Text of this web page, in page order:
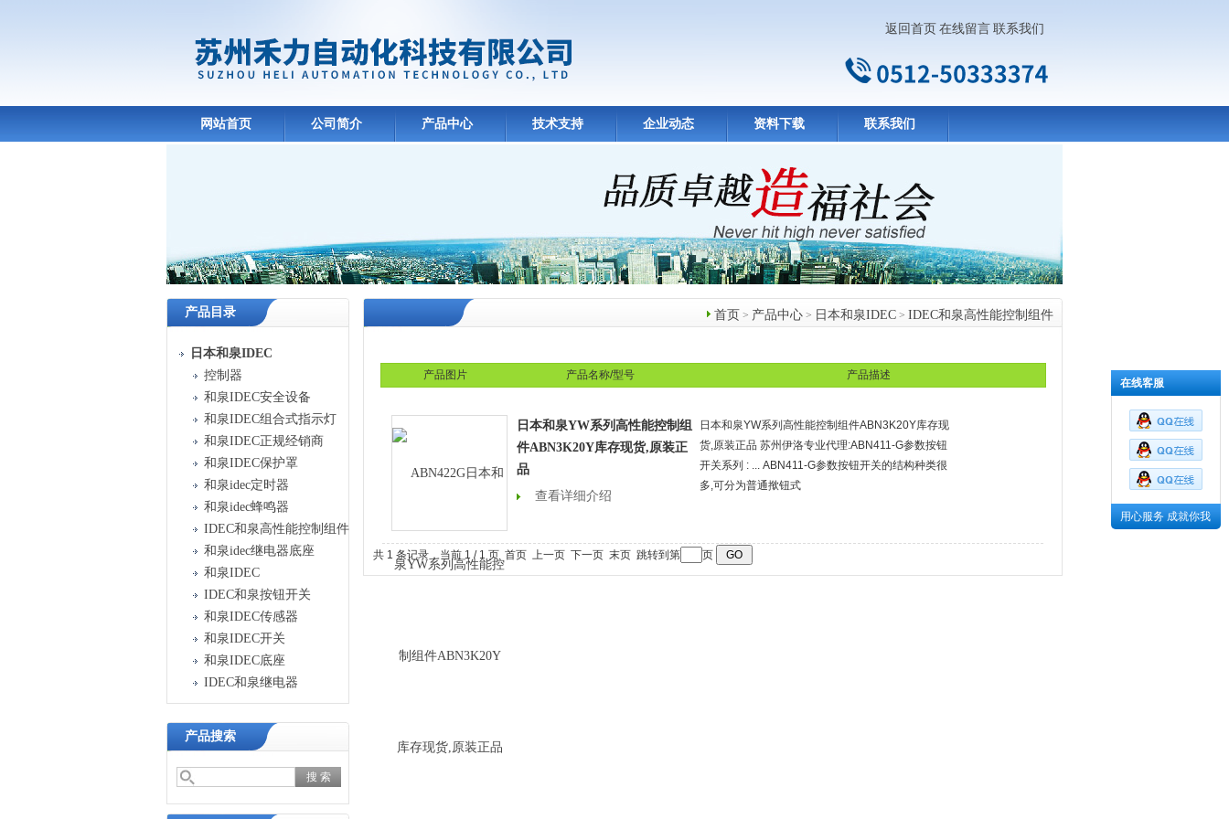
返回首页 在线留言 联系我们
网站首页 公司简介 产品中心 技术支持 企业动态 资料下载 联系我们
产品目录
日本和泉IDEC
控制器
和泉IDEC安全设备
和泉IDEC组合式指示灯
和泉IDEC正规经销商
和泉IDEC保护罩
和泉idec定时器
和泉idec蜂鸣器
IDEC和泉高性能控制组件
和泉idec继电器底座
和泉IDEC
IDEC和泉按钮开关
和泉IDEC传感器
和泉IDEC开关
和泉IDEC底座
IDEC和泉继电器
产品搜索
首页 > 产品中心 > 日本和泉IDEC > IDEC和泉高性能控制组件
产品图片 产品名称/型号 产品描述
日本和泉YW系列高性能控制组
件ABN3K20Y库存现货,原装正
品
查看详细介绍
日本和泉YW系列高性能控制组件ABN3K20Y库存现
货,原装正品 苏州伊洛专业代理:ABN411-G参数按钮
开关系列 : ... ABN411-G参数按钮开关的结构种类很
多,可分为普通揿钮式
共 1 条记录，当前 1 / 1 页 首页 上一页 下一页 末页 跳转到第 页
在线客服
用心服务 成就你我